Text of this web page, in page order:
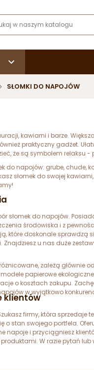
SŁOMKI DO NAPOJÓW
kawiarni i barze.
praktyczny gadżet.
że są symbolem
do napojów: grube,
słomek do swojej
słomek do napojów.
środowiska i z
które doskonale
Znajdziesz u nas duże
zależą
papierowe
o kosztach zakupu.
w wyjątkowo
klientów
firmy, która sprzedaje
stan swojego portfela.
napoje i przyciągniesz
W razie pytań